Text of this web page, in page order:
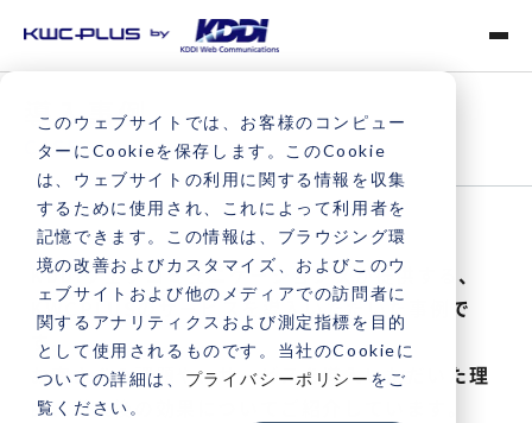
このウェブサイトでは、お客様のコンピュー
ターにCookieを保存します。このCookie
は、ウェブサイトの利用に関する情報を収集
するために使用され、これによって利用者を
記憶できます。この情報は、ブラウジング環
境の改善およびカスタマイズ、およびこのウ
ェブサイトおよび他のメディアでの訪問者に
関するアナリティクスおよび測定指標を目的
として使用されるものです。当社のCookieに
ついての詳細は、 プライバシーポリシー をご
覧ください。
導入事例
CASE
KDDIウェブコミュニケーションズが提供する、
KWCPLUSのサービスを導入いただいた事例で
す。
お客さまの課題や、サービスを導入いただいた理
由、導入後の効果についてご紹介しています。